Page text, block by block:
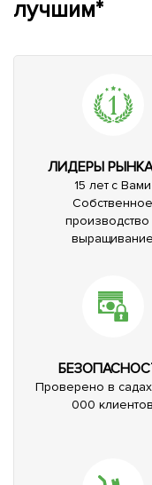
лучшим*
ЛИДЕРЫ
15 лет с Вами
Собственное
производство
выращивание
Проверено в
000 клиентов